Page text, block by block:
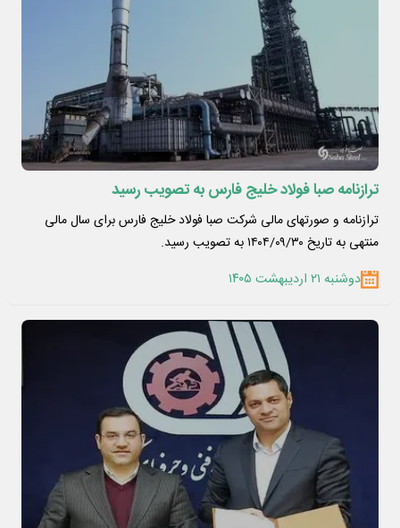
ترازنامه صبا فولاد خلیج فارس به تصویب رسید
ترازنامه و صورتهای مالی شرکت صبا فولاد خلیج فارس برای سال مالی
منتهی به تاریخ ۱۴۰۴/۰۹/۳۰ به تصویب رسید.
دوشنبه ۲۱ اردیبهشت ۱۴۰۵